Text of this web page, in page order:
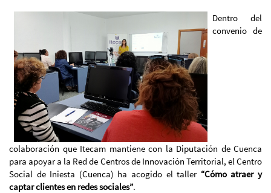
Dentro del
convenio de
colaboración que Itecam mantiene con la Diputación de Cuenca
para apoyar a la Red de Centros de Innovación Territorial, el Centro
Social de Iniesta (Cuenca) ha acogido el taller “Cómo atraer y
captar clientes en redes sociales”.